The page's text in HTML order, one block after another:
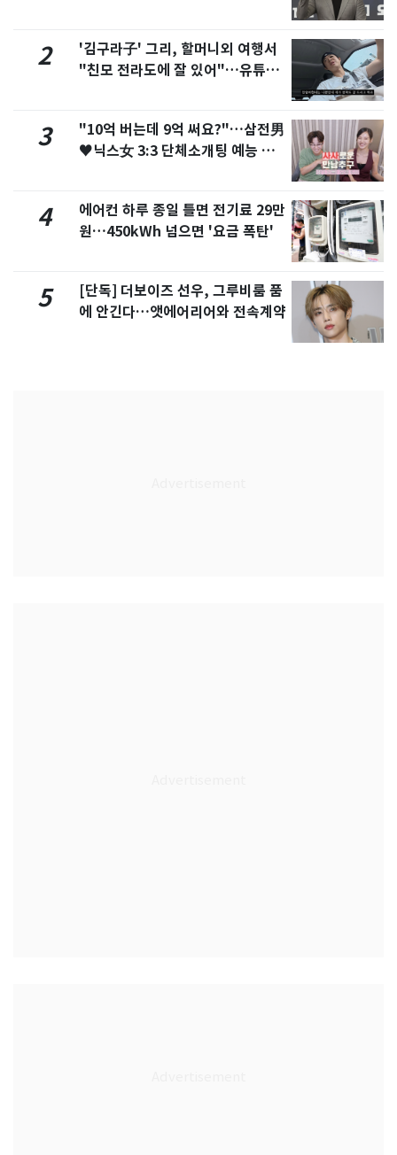
2
'김구라子' 그리, 할머니외 여행서
"친모 전라도에 잘 있어"…유튜브
3
"10억 버는데 9억 써요?"…삼전男
♥닉스女 3:3 단체소개팅 예능 화
4
에어컨 하루 종일 틀면 전기료 29만
원…450kWh 넘으면 '요금 폭탄'
5
[단독] 더보이즈 선우, 그루비룸 품
에 안긴다…앳에어리어와 전속계약